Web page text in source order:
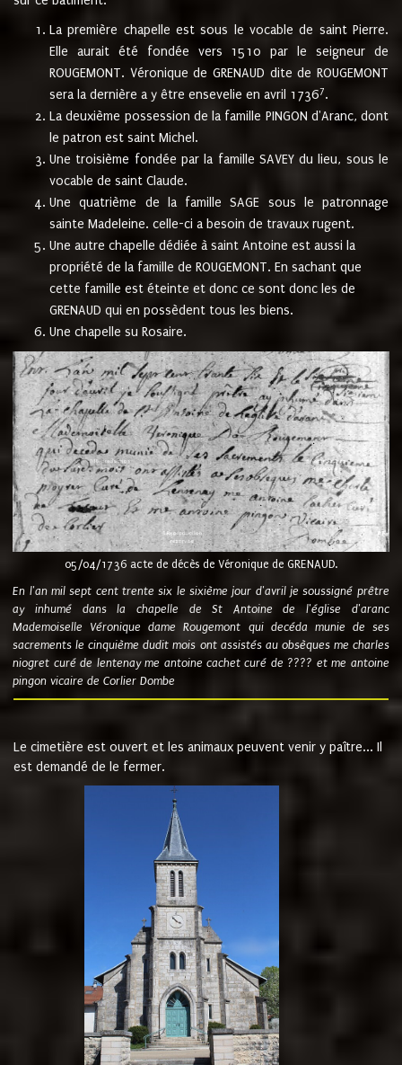
La première chapelle est sous le vocable de saint Pierre.
Elle aurait été fondée vers 1510 par le seigneur de
ROUGEMONT. Véronique de GRENAUD dite de ROUGEMONT
sera la dernière a y être ensevelie en avril 17367.
La deuxième possession de la famille PINGON d'Aranc, dont
le patron est saint Michel.
Une troisième fondée par la famille SAVEY du lieu, sous le
vocable de saint Claude.
Une quatrième de la famille SAGE sous le patronnage
sainte Madeleine. celle-ci a besoin de travaux rugent.
Une autre chapelle dédiée à saint Antoine est aussi la
propriété de la famille de ROUGEMONT. En sachant que
cette famille est éteinte et donc ce sont donc les de
GRENAUD qui en possèdent tous les biens.
Une chapelle su Rosaire.
05/04/1736 acte de décès de Véronique de GRENAUD.
En l'an mil sept cent trente six le sixième jour d'avril je soussigné prêtre
ay inhumé dans la chapelle de St Antoine de l'église d'aranc
Mademoiselle Véronique dame Rougemont qui decéda munie de ses
sacrements le cinquième dudit mois ont assistés au obsèques me charles
niogret curé de lentenay me antoine cachet curé de ???? et me antoine
pingon vicaire de Corlier Dombe
Le cimetière est ouvert et les animaux peuvent venir y paître... Il
est demandé de le fermer.